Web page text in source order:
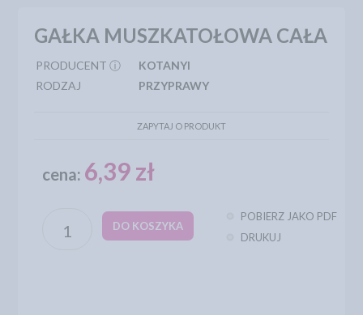
GAŁKA MUSZKATOŁOWA CAŁA
PRODUCENT ⓘ
KOTANYI
RODZAJ
PRZYPRAWY
ZAPYTAJ O PRODUKT
cena: 6,39 zł
DO KOSZYKA
POBIERZ JAKO PDF
DRUKUJ